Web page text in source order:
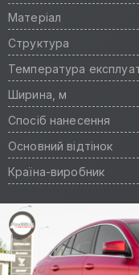
Матеріал
Структура
Температура
Ширина, м
Спосіб нанесення
Основний відтінок
Країна-виробник